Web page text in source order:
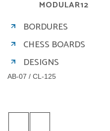
MODULAR12
BORDURES
CHESS BOARDS
DESIGNS
AB-07 / CL-125